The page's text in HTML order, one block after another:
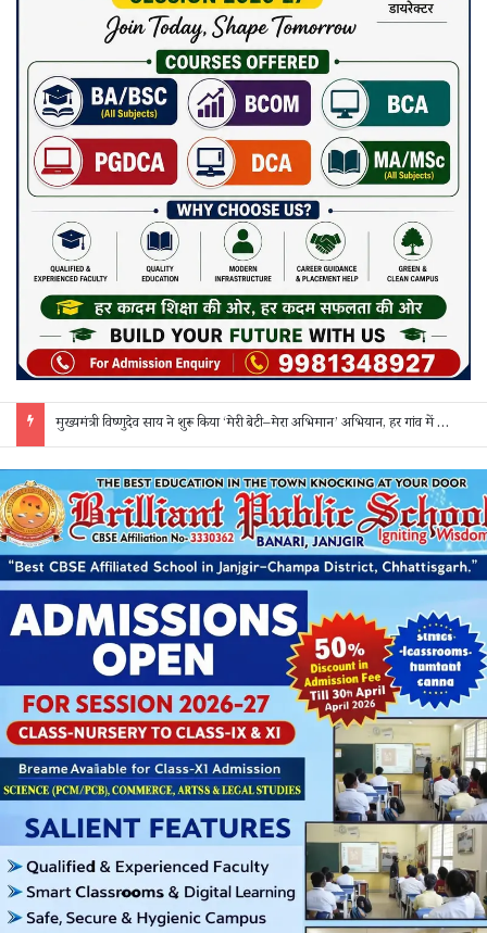
मुख्यमंत्री विष्णुदेव साय ने शुरू किया ‘मेरी बेटी–मेरा अभिमान’ अभियान, हर गांव में मुक्तिधाम और हर स्कूल में बालिका शौचालय